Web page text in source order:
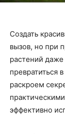
Создать
вызов, но при
растений
превратиться
раскроем
эффективно